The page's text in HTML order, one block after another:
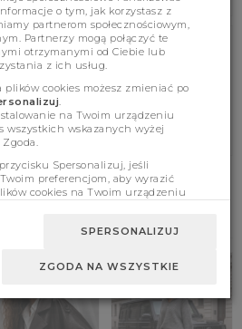
o tym, jak korzystasz z
partnerom społecznościowym,
Partnerzy mogą połączyć te
otrzymanymi od Ciebie lub
z ich usług.
plików cookies możesz zmieniać po
na Twoim urządzeniu
wszystkich wskazanych wyżej
Spersonalizuj, jeśli
preferencjom, aby wyrazić
cookies na Twoim urządzeniu
SPERSONALIZUJ
ZGODA NA WSZYSTKIE